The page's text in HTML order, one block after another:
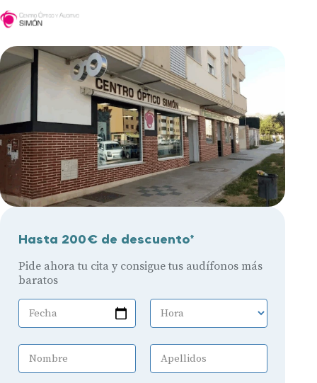
Hasta 200€ de descuento*
Pide ahora tu cita y consigue tus audífonos más
baratos
Fecha Hora
Nombre Apellidos